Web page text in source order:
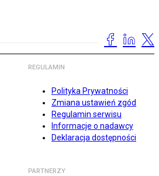
REGULAMIN
Polityka Prywatności
Zmiana ustawień zgód
Regulamin serwisu
Informacje o nadawcy
Deklaracja dostępności
PARTNERZY